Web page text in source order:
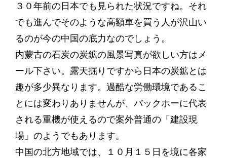
３０年前の日本でも見られた状況ですね。それ
でも進んでそのような高額車を買う人が沢山い
るのが今の中国の底力なのでしょう。
内蒙古の石炭の炭鉱の風景写真が欲しい方はメ
ール下さい。露天掘りですから日本の炭鉱とは
趣が多少異なります。過酷な労働環境であるこ
とには変わりありませんが、バックホーに代表
される重機が使えるので案外普通の「建設現
場」のようでもあります。
中国の北方地域では、１０月１５日を境に各家